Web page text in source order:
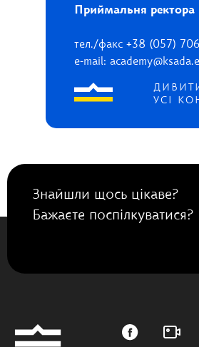
Приймальня ректора
тел./факс +38 (057)
e-mail:
УСІ
Знайшли щось цікаве?
Бажаєте поспілкуватися?